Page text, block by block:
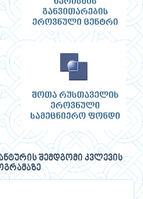
შემდგომი კვლევის